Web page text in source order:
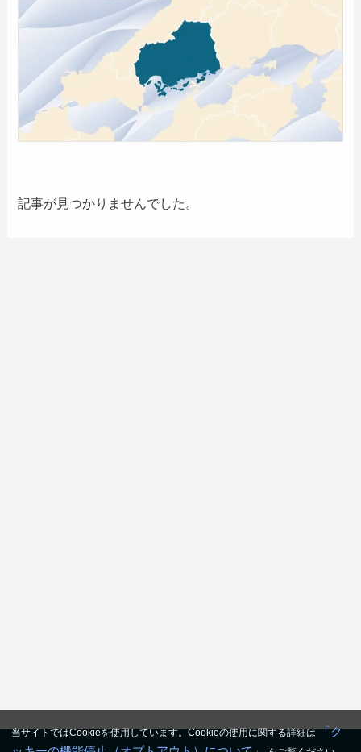
記事が見つかりませんでした。
当サイトではCookieを使用しています。Cookieの使用に関する詳細は「ク